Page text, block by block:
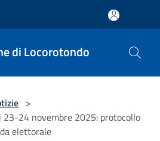
di Locorotondo
>
24 novembre 2025: protocollo
elettorale